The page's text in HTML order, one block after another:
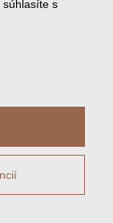
súhlasíte s